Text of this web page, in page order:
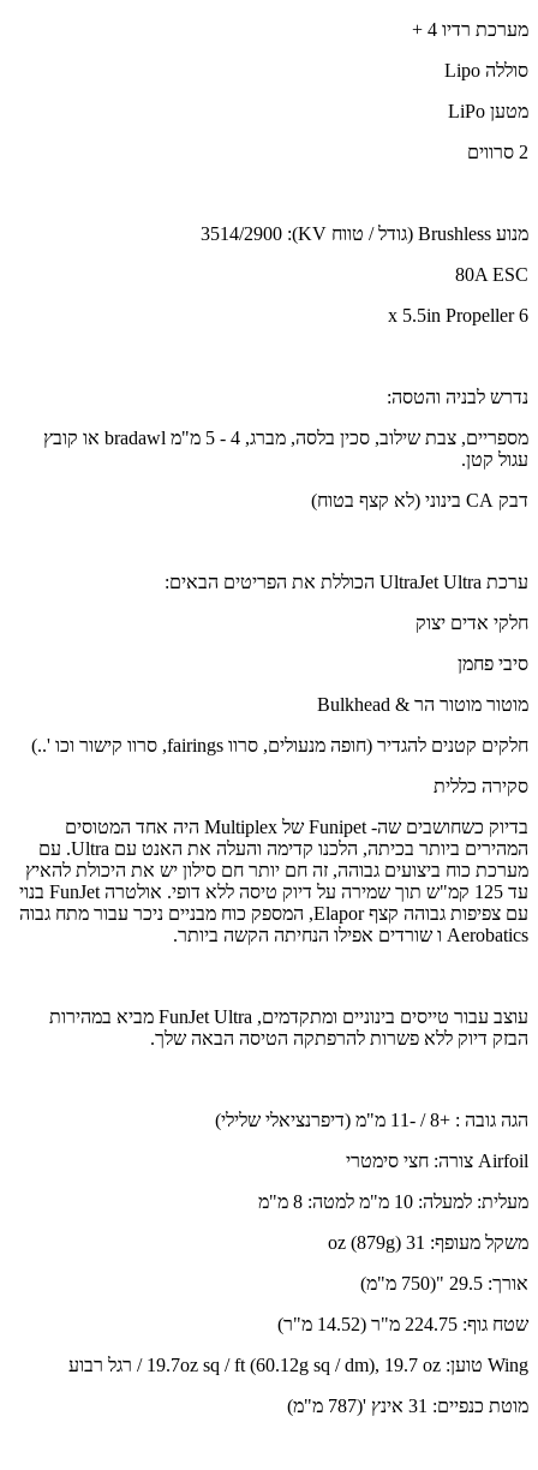
מערכת רדיו 4 +
סוללה Lipo
מטען LiPo
2 סרווים
מנוע Brushless (גודל / טווח KV): 3514/2900
80A ESC
6 x 5.5in Propeller
נדרש לבניה והטסה:
מספריים, צבת שילוב, סכין בלסה, מברג, 4 - 5 מ"מ bradawl או קובץ
עגול קטן.
דבק CA בינוני (לא קצף בטוח)
ערכת UltraJet Ultra הכוללת את הפריטים הבאים:
חלקי אדים יצוק
סיבי פחמן
מוטור מוטור הר & Bulkhead
חלקים קטנים להגדיר (חופה מנעולים, סרוו fairings, סרוו קישור וכו '..)
סקירה כללית
בדיוק כשחושבים שה- Funipet של Multiplex היה אחד המטוסים
המהירים ביותר בכיתה, הלכנו קדימה והעלה את האנט עם Ultra. עם
מערכת כוח ביצועים גבוהה, זה חם יותר חם סילון יש את היכולת להאיץ
עד 125 קמ"ש תוך שמירה על דיוק טיסה ללא דופי. אולטרה FunJet בנוי
עם צפיפות גבוהה קצף Elapor, המספק כוח מבניים ניכר עבור מתח גבוה
Aerobatics ו שורדים אפילו הנחיתה הקשה ביותר.
עוצב עבור טייסים בינוניים ומתקדמים, FunJet Ultra מביא במהירות
הבזק דיוק ללא פשרות להרפתקה הטיסה הבאה שלך.
הגה גובה : +8 / -11 מ"מ (דיפרנציאלי שלילי)
Airfoil צורה: חצי סימטרי
מעלית: למעלה: 10 מ"מ למטה: 8 מ"מ
משקל מעופף: 31 oz (879g)
אורך: 29.5 "(750 מ"מ)
שטח גוף: 224.75 מ"ר (14.52 מ"ר)
Wing טוען: 19.7oz sq / ft (60.12g sq / dm), 19.7 oz / רגל רבוע
מוטת כנפיים: 31 אינץ '(787 מ"מ)